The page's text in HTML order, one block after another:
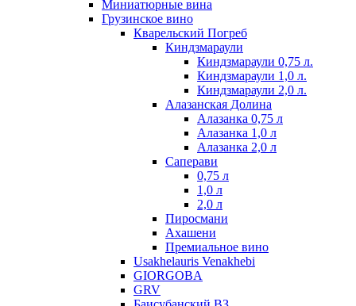
Миниатюрные вина
Грузинское вино
Кварельский Погреб
Киндзмараули
Киндзмараули 0,75 л.
Киндзмараули 1,0 л.
Киндзмараули 2,0 л.
Алазанская Долина
Алазанка 0,75 л
Алазанка 1,0 л
Алазанка 2,0 л
Саперави
0,75 л
1,0 л
2,0 л
Пиросмани
Ахашени
Премиальное вино
Usakhelauris Venakhebi
GIORGOBA
GRV